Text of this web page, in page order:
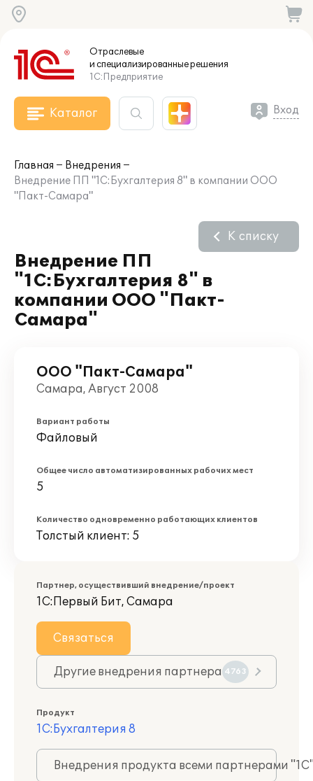
Отраслевые
и специализированныерешения
1С:Предприятие
Каталог Вход
Главная
Внедрения
Внедрение ПП "1С:Бухгалтерия 8" в компании ООО
"Пакт-Самара"
Внедрение ПП
"1С:Бухгалтерия 8" в
компании ООО "Пакт-
Самара"
К списку
ООО "Пакт-Самара"
Самара, Август 2008
Вариант работы
Файловый
Общее число автоматизированных рабочих мест
5
Количество одновременно работающих клиентов
Толстый клиент: 5
Партнер, осуществивший внедрение/проект
1С:Первый Бит, Самара
Связаться
Другие внедрения партнера 4763
Продукт
1С:Бухгалтерия 8
Внедрения продукта всеми партнерами